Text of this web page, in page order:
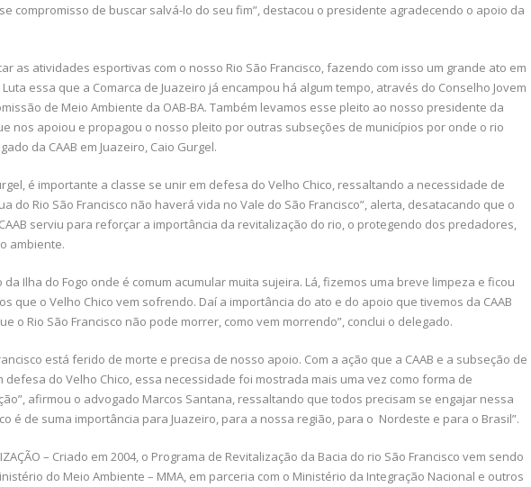
compromisso de buscar salvá-lo do seu fim”, destacou o presidente agradecendo o apoio da
as atividades esportivas com o nosso Rio São Francisco, fazendo com isso um grande ato em
essa que a Comarca de Juazeiro já encampou há algum tempo, através do Conselho Jovem
de Meio Ambiente da OAB-BA. Também levamos esse pleito ao nosso presidente da
nos apoiou e propagou o nosso pleito por outras subseções de municípios por onde o rio
da CAAB em Juazeiro, Caio Gurgel.
é importante a classe se unir em defesa do Velho Chico, ressaltando a necessidade de
do Rio São Francisco não haverá vida no Vale do São Francisco”, alerta, desatacando que o
serviu para reforçar a importância da revitalização do rio, o protegendo dos predadores,
ambiente.
da Ilha do Fogo onde é comum acumular muita sujeira. Lá, fizemos uma breve limpeza e ficou
que o Velho Chico vem sofrendo. Daí a importância do ato e do apoio que tivemos da CAAB
o Rio São Francisco não pode morrer, como vem morrendo”, conclui o delegado.
está ferido de morte e precisa de nosso apoio. Com a ação que a CAAB e a subseção de
defesa do Velho Chico, essa necessidade foi mostrada mais uma vez como forma de
afirmou o advogado Marcos Santana, ressaltando que todos precisam se engajar nessa
é de suma importância para Juazeiro, para a nossa região, para o Nordeste e para o Brasil”.
– Criado em 2004, o Programa de Revitalização da Bacia do rio São Francisco vem sendo
do Meio Ambiente – MMA, em parceria com o Ministério da Integração Nacional e outros